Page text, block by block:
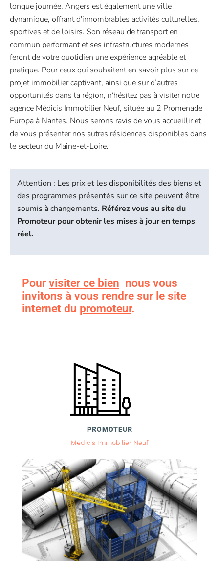
longue journée. Angers est également une ville
dynamique, offrant d'innombrables activités culturelles,
sportives et de loisirs. Son réseau de transport en
commun performant et ses infrastructures modernes
feront de votre quotidien une expérience agréable et
pratique. Pour ceux qui souhaitent en savoir plus sur ce
projet immobilier captivant, ainsi que sur d’autres
opportunités dans la région, n'hésitez pas à visiter notre
agence Médicis Immobilier Neuf, située au 2 Promenade
Europa à Nantes. Nous serons ravis de vous accueillir et
de vous présenter nos autres résidences disponibles dans
le secteur du Maine-et-Loire.
Attention : Les prix et les disponibilités des biens et
des programmes présentés sur ce site peuvent être
soumis à changements. Référez vous au site du
Promoteur pour obtenir les mises à jour en temps
réel.
Pour visiter ce bien nous vous
invitons à vous rendre sur le site
internet du promoteur.
PROMOTEUR
Médicis Immobilier Neuf